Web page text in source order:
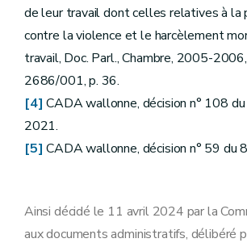
de leur travail dont celles relatives à la
contre la violence et le harcèlement
travail, Doc. Parl., Chambre, 2005-
2686/001, p. 36.
[4] CADA wallonne, décision n° 108
2021.
[5] CADA wallonne, décision n° 59 du
Ainsi décidé le 11 avril 2024 par la
aux documents administratifs, délibéré